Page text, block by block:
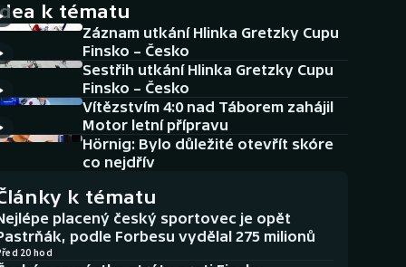
Historické návraty
Aplikace ČT sport
AZ kvíz
k tématu
Záznam utkání Hlinka Gretzky Cupu
Finsko – Česko
Sestřih utkání Hlinka Gretzky Cupu
Finsko – Česko
Vítězstvím 4:0 nad Táborem zahájil
Motor letní přípravu
Hörnig: Bylo důležité otevřít skóre
co nejdřív
k tématu
placený český sportovec je opět
podle Forbesu vydělal 275 milionů
20 hod